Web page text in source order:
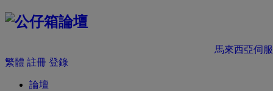
馬來西亞伺
繁體 註冊 登錄
論壇